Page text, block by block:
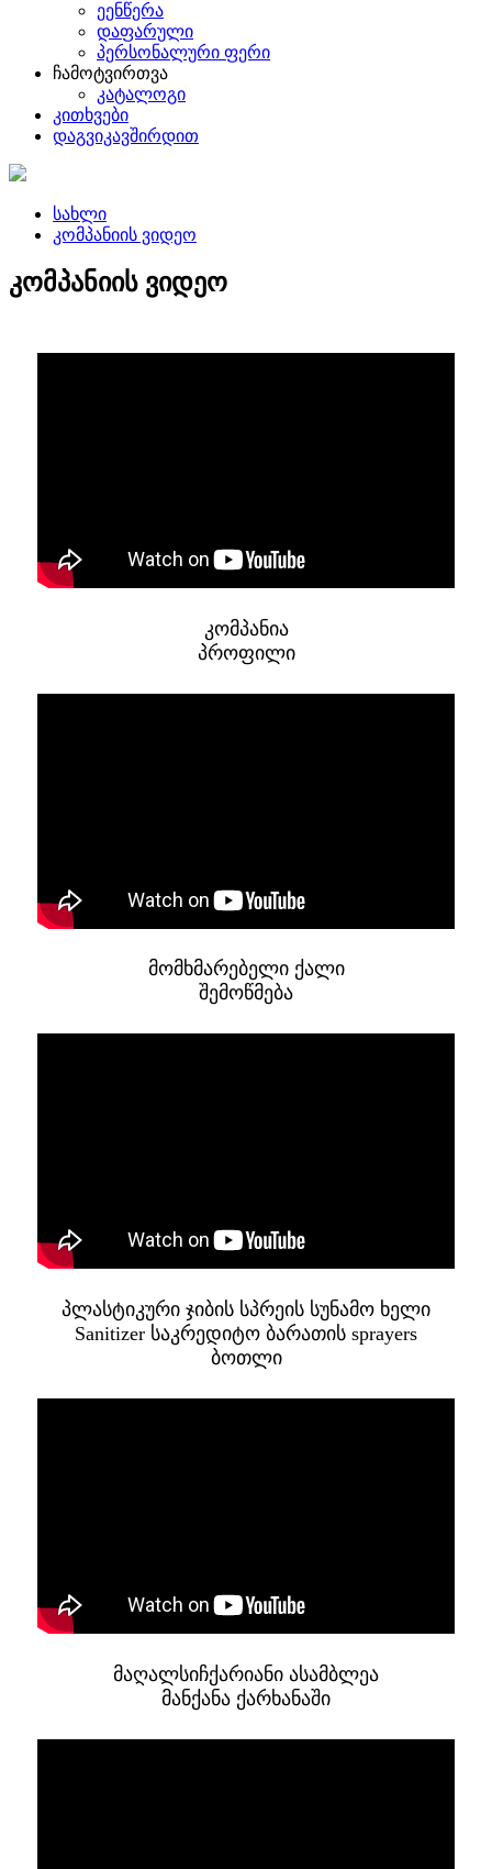
ეენწერა
დაფარული
პერსონალური ფერი
ჩამოტვირთვა
კატალოგი
კითხვები
დაგვიკავშირდით
სახლი
კომპანიის ვიდეო
კომპანიის ვიდეო
კომპანია
პროფილი
მომხმარებელი ქალი
შემოწმება
პლასტიკური ჯიბის სპრეის სუნამო ხელი
Sanitizer საკრედიტო ბარათის sprayers
ბოთლი
მაღალსიჩქარიანი ასამბლეა
მანქანა ქარხანაში